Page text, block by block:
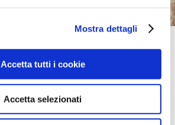
Mostra dettagli
Accetta tutti i cookie
Accetta selezionati
LOVRETSKA 10,
21000, SPLIT, Croacia
llévame aquí